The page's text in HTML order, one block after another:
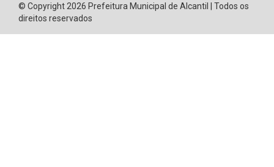
© Copyright 2026 Prefeitura Municipal de Alcantil | Todos os
direitos reservados